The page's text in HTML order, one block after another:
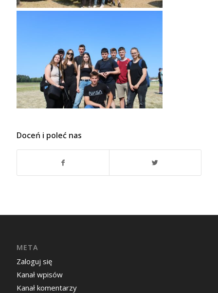
Doceń i poleć nas
META
Zaloguj się
Kanał wpisów
Kanał komentarzy